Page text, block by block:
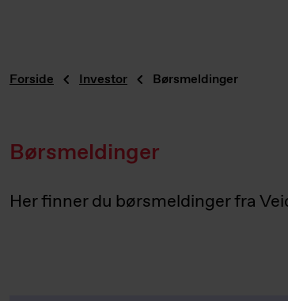
Forside Investor Børsmeldinger
Børsmeldinger
Her finner du børsmeldinger fra